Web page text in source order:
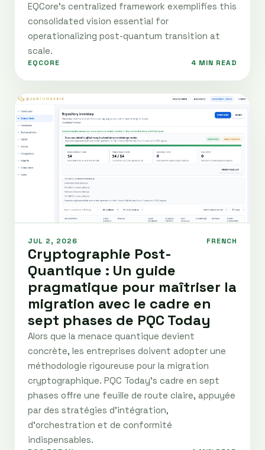
EQCore’s centralized framework exemplifies this
consolidated vision essential for
operationalizing post-quantum transition at
scale.
EQCORE 4 MIN READ
JUL 2, 2026 FRENCH
Cryptographie Post-
Quantique : Un guide
pragmatique pour maîtriser la
migration avec le cadre en
sept phases de PQC Today
Alors que la menace quantique devient
concrète, les entreprises doivent adopter une
méthodologie rigoureuse pour la migration
cryptographique. PQC Today's cadre en sept
phases offre une feuille de route claire, appuyée
par des stratégies d'intégration,
d'orchestration et de conformité
indispensables.